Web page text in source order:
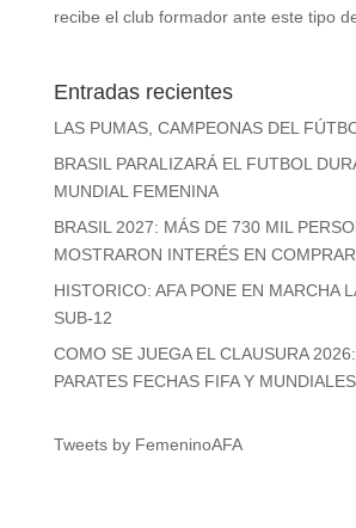
recibe el club formador ante este tipo
Entradas recientes
LAS PUMAS, CAMPEONAS DEL
BRASIL PARALIZARÁ EL FUTBOL
MUNDIAL FEMENINA
BRASIL 2027: MÁS DE 730 MIL
MOSTRARON INTERÉS EN
HISTORICO: AFA PONE EN MARCHA
SUB-12
COMO SE JUEGA EL CLAUSURA
PARATES FECHAS FIFA Y MUNDIALES
Tweets by FemeninoAFA